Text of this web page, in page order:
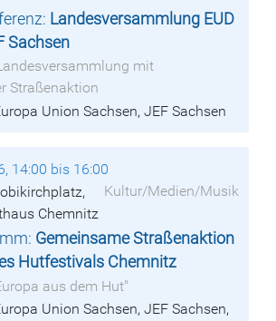
Landesversammlung EUD
Sachsen
mit
Straßenaktion
Union Sachsen, JEF Sachsen
14:00 bis 16:00
Kultur/Medien/Musik
Chemnitz
Gemeinsame Straßenaktion
Hutfestivals Chemnitz
aus dem Hut"
Union Sachsen, JEF Sachsen,